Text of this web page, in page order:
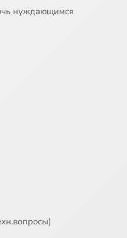
нуждающимся